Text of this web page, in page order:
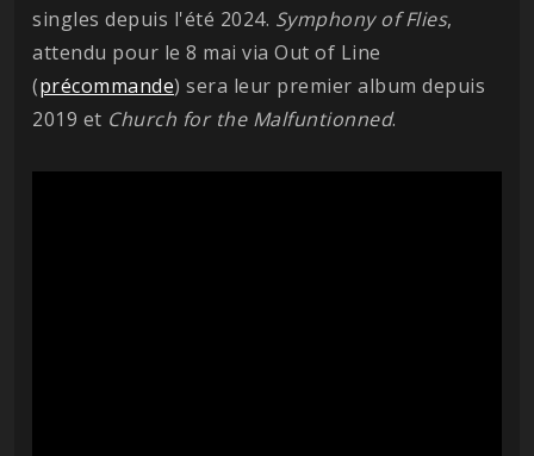
singles depuis l'été 2024. Symphony of Flies,
attendu pour le 8 mai via Out of Line
(précommande) sera leur premier album depuis
2019 et Church for the Malfuntionned.